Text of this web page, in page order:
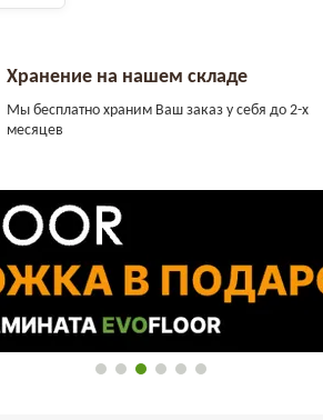
Хранение на нашем складе
Мы бесплатно храним Ваш заказ у себя до 2-х
месяцев